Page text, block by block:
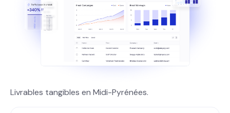
Livrables tangibles en Midi-Pyrénées.